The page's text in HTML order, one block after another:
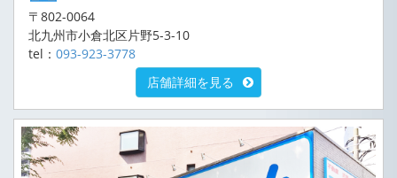
〒802-0064
北九州市小倉北区片野5-3-10
tel： 093-923-3778
店舗詳細を見る